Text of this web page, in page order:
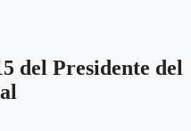
del Presidente del